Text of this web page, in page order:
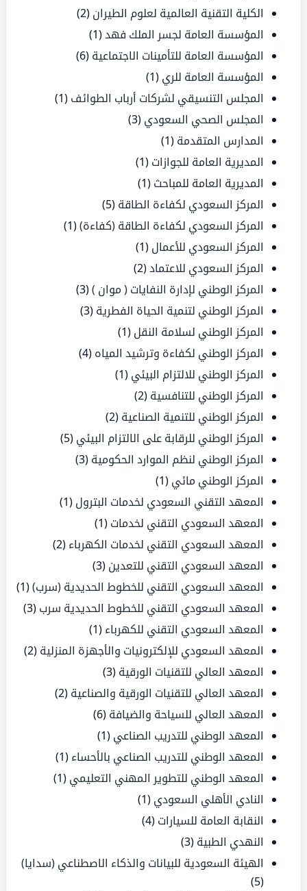
الكلية التقنية العالمية لعلوم الطيران (2)
المؤسسة العامة لجسر الملك فهد(1)
المؤسسة العامة للتأمينات الاجتماعية (6)
المؤسسة العامة للري (1)
المجلس التنسيقي لشركات أرباب الطوائف (1)
المجلس الصحي السعودي (3)
المدارس المتقدمة (1)
المديرية العامة للجوازات (1)
المديرية العامة للمباحث (1)
المركز السعودي لكفاءة الطاقة (5)
المركز السعودي لكفاءة الطاقة (كفاءة)(1)
المركز السعودي للأعمال (1)
المركز السعودي للاعتماد(2)
المركز الوطني لإدارة النفايات ( موان )(3)
المركز الوطني لتنمية الحياة الفطرية (3)
المركز الوطني لسلامة النقل (1)
المركز الوطني لكفاءة وترشيد المياه (4)
المركز الوطني للالتزام البيئي (1)
المركز الوطني للتنافسية (2)
المركز الوطني للتنمية الصناعية (2)
المركز الوطني للرقابة على الالتزام البيئي (5)
المركز الوطني لنظم الموارد الحكومية (3)
المركز الوطني مائي (1)
المعهد التقني السعودي لخدمات البترول (1)
المعهد السعودي التقني لخدمات (1)
المعهد السعودي التقني لخدمات الكهرباء (2)
المعهد السعودي التقني للتعدين (3)
المعهد السعودي التقني للخطوط الحديدية (سرب)(1)
المعهد السعودي التقني للخطوط الحديدية سرب (3)
المعهد السعودي التقني للكهرباء (1)
المعهد السعودي للإلكترونيات والأجهزة المنزلية (2)
المعهد العالي للتقنيات الورقية (3)
المعهد العالي للتقنيات الورقية والصناعية (2)
المعهد العالي للسياحة والضيافة (6)
المعهد الوطني للتدريب الصناعي (1)
المعهد الوطني للتدريب الصناعي بالأحساء (1)
المعهد الوطني للتطوير المهني التعليمي (1)
النادي الأهلي السعودي (1)
النقابة العامة للسيارات (4)
النهدي الطبية (3)
الهيئة السعودية للبيانات والذكاء الاصطناعي (سدايا)
(5)